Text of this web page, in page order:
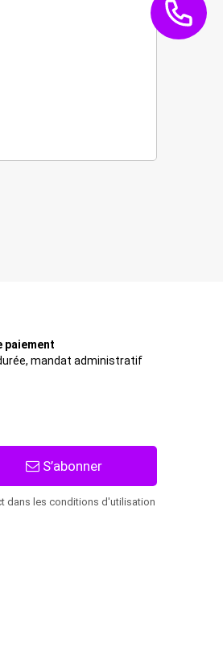
paiement
mandat administratif
S’abonner
dans les conditions d'utilisation